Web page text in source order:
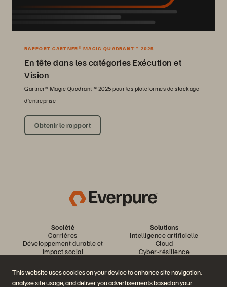
This website uses cookies on your device to enhance site navigation,
analyse site usage, and deliver you advertisements based on your
RAPPORT GARTNER® MAGIC QUADRANT™ 2025
En tête dans les catégories Exécution et
Vision
Gartner® Magic Quadrant™ 2025 pour les plateformes de stockage
d’entreprise
Obtenir le rapport
Société
Carrières
Développement durable et
impact social
Équipe de direction
Executive Briefing Center
Solutions
Intelligence artificielle
Cloud
Cyber-résilience
Virtualisation